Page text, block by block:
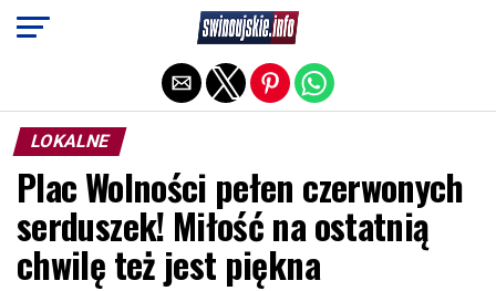
LOKALNE
Plac Wolności pełen czerwonych
serduszek! Miłość na ostatnią
chwilę też jest piękna
Exit mobile version